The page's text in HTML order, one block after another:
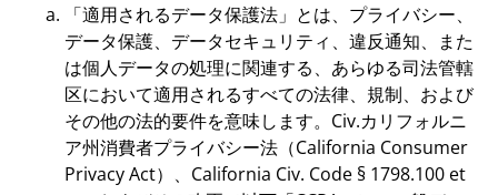
「適用されるデータ保護法」とは、プライバシー、
データ保護、データセキュリティ、違反通知、また
は個人データの処理に関連する、あらゆる司法管轄
区において適用されるすべての法律、規制、および
その他の法的要件を意味します。Civ.カリフォルニ
ア州消費者プライバシー法（California Consumer
Privacy Act）、California Civ. Code § 1798.100 et